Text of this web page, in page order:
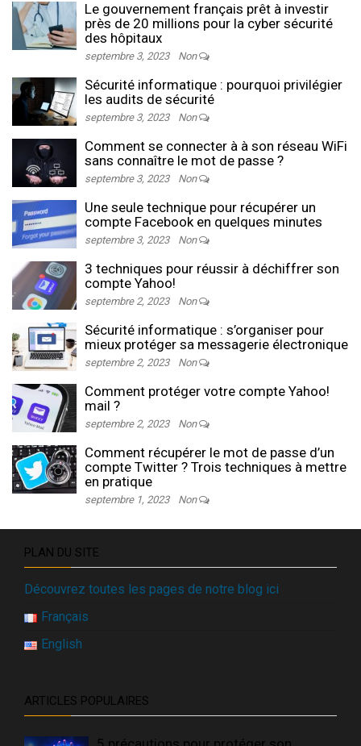
Le gouvernement français prêt à investir
près de 20 millions pour la cyber sécurité
des hôpitaux
septembre 3, 2023 Non
Sécurité informatique : pourquoi privilégier
les audits de sécurité
septembre 3, 2023 Non
Comment se connecter à à son réseau WiFi
sans connaître le mot de passe ?
septembre 3, 2023 Non
Une seule technique pour récupérer un
compte Facebook en quelques minutes
septembre 3, 2023 Non
3 techniques pour réussir à déchiffrer son
compte Yahoo!
septembre 2, 2023 Non
Sécurité informatique : s’organiser pour
mieux protéger sa messagerie électronique
septembre 2, 2023 Non
Comment protéger votre compte Yahoo!
mail ?
septembre 2, 2023 Non
Comment récupérer le mot de passe d’un
compte Twitter ? Trois techniques à mettre
en pratique
septembre 1, 2023 Non
PLAN DU SITE
Découvrez toutes les pages de notre blog ici
Français
English
ARTICLES POPULAIRES